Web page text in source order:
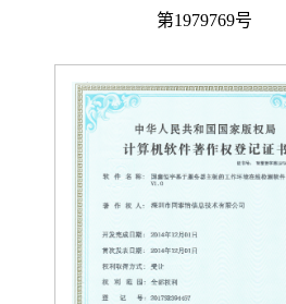
第1979769号